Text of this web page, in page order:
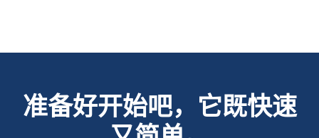
准备好开始吧，它既快速